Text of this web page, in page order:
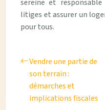
sereine et
litiges et assurer un
pour tous.
Vendre une partie de
son terrain :
démarches et
implications fiscales